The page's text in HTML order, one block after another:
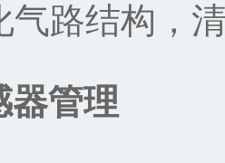
结构，清
器管理‌